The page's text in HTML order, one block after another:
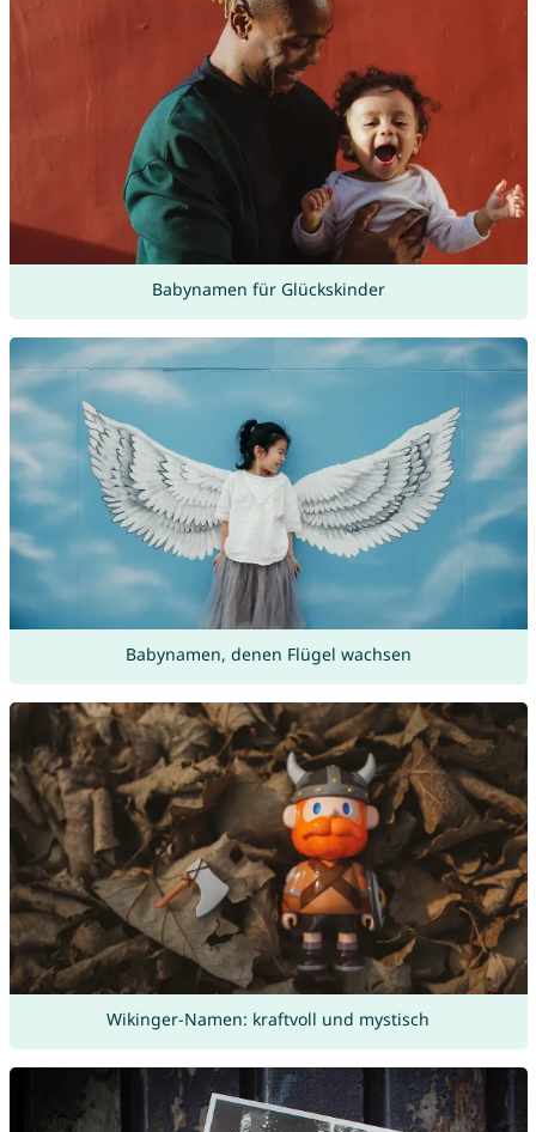
Babynamen für Glückskinder
Babynamen, denen Flügel wachsen
Wikinger-Namen: kraftvoll und mystisch